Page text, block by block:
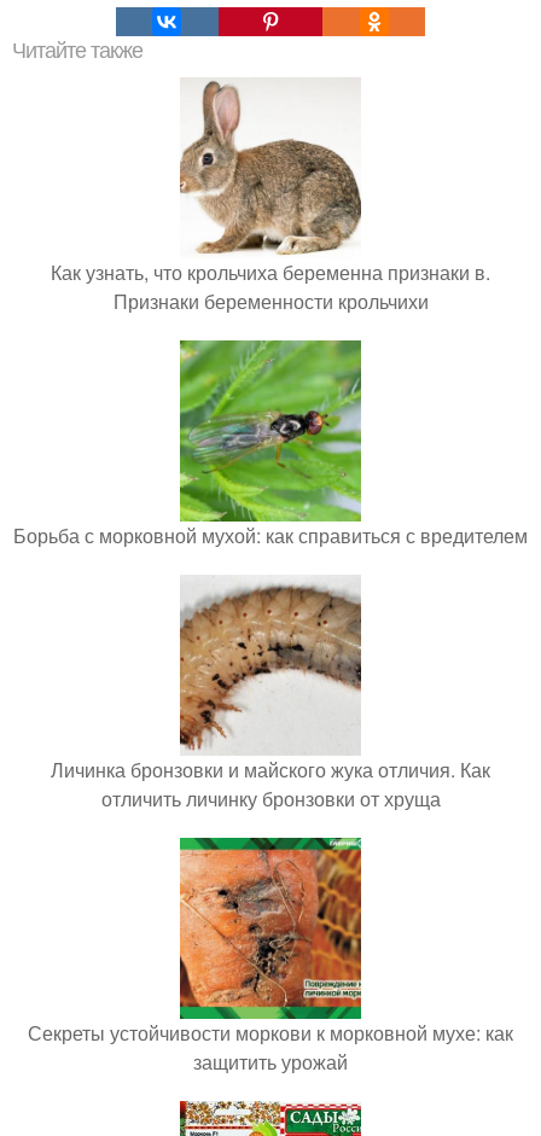
Читайте также
Как узнать, что крольчиха беременна признаки в.
Признаки беременности крольчихи
Борьба с морковной мухой: как справиться с вредителем
Личинка бронзовки и майского жука отличия. Как
отличить личинку бронзовки от хруща
Секреты устойчивости моркови к морковной мухе: как
защитить урожай